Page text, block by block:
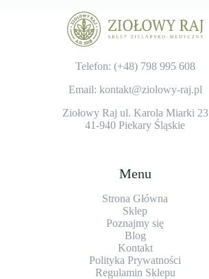
Telefon: (+48) 798 995 608
Email: kontakt@ziolowy-raj.pl
Ziołowy Raj ul. Karola Miarki 23
41-940 Piekary Śląskie
Menu
Strona Główna
Sklep
Poznajmy się
Blog
Kontakt
Polityka Prywatności
Regulamin Sklepu